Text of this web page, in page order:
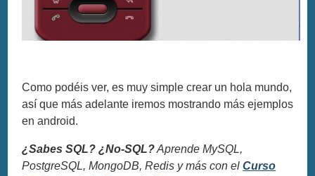
Como podéis ver, es muy simple crear un hola mundo,
así que más adelante iremos mostrando más ejemplos
en android.
¿Sabes SQL? ¿No-SQL?Aprende MySQL,
PostgreSQL, MongoDB, Redis y más con elCurso